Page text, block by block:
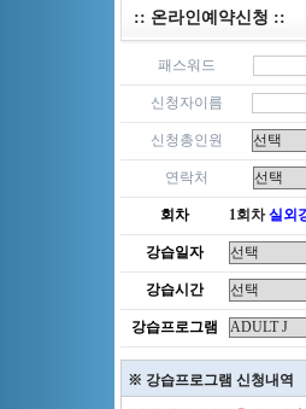
:: 온라인예약신청 ::
패스워드
신청자이름
신청총인원
연락처
회차 1회차실외
강습일자
강습시간
강습프로그램
※ 강습프로그램 신청내역